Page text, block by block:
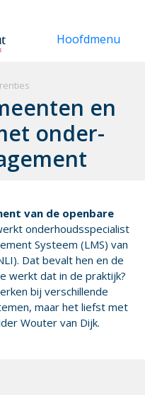
Hoofdmenu
en
on­der­
van de openbare
onderhoudsspecialist
Systeem (LMS) van
Dat bevalt hen en de
werkt dat in de praktijk?
bij verschillende
maar het liefst met
Wouter van Dijk.